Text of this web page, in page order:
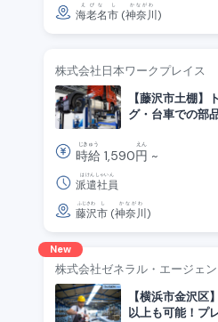
海老名
えびな
市
し
(神奈川
かながわ
)
株式会社日本ワークプレイス
【藤沢市土棚】
グ・台車での部
時給
じきゅう
1,590円
えん
~
派遣社員
はけんしゃいん
藤沢
ふじさわ
市
し
(神奈川
かながわ
)
New
株式会社ゼネラル・エージェ
【横浜市金沢
以上も可能！プ